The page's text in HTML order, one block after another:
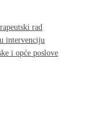
rad
intervenciju
i opće poslove